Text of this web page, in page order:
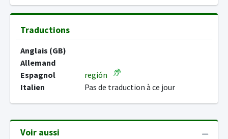
Traductions
Anglais (GB)
Allemand
Espagnol
región
Italien
Pas de traduction à ce jour
Voir aussi